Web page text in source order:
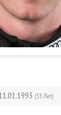
(33 Лет)